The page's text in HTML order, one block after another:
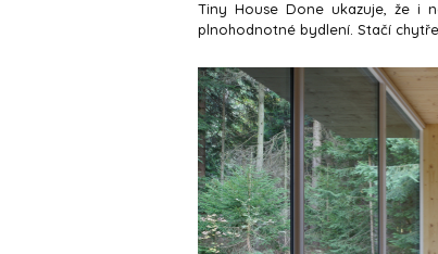
Tiny House Done ukazuje, že i
plnohodnotné bydlení. Stačí